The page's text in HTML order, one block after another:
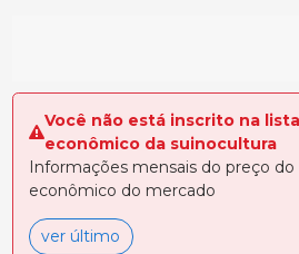
Você não está inscrito na
econômico da suinocultura
Informações mensais do preço
econômico do mercado
ver último